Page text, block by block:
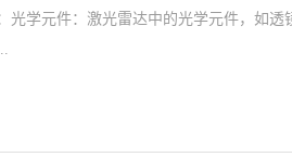
学元件：激光雷达中的光学元件，如透